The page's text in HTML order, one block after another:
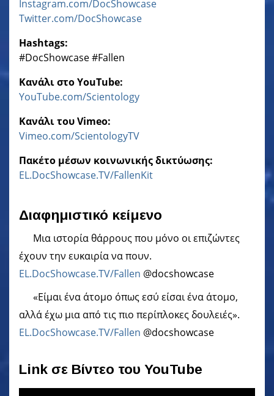
Instagram.com/DocShowcase
Twitter.com/DocShowcase
Hashtags:
‎#DocShowcase ‎#Fallen
Κανάλι στο YouTube:
YouTube.com/Scientology
Κανάλι του Vimeo:
Vimeo.com/ScientologyTV
Πακέτο μέσων κοινωνικής δικτύωσης:
EL.DocShowcase.TV/FallenKit
Διαφημιστικό κείμενο
Μια ιστορία θάρρους που μόνο οι επιζώντες
έχουν την ευκαιρία να πουν.
EL.DocShowcase.TV/Fallen @docshowcase
«Είμαι ένα άτομο όπως εσύ είσαι ένα άτομο,
αλλά έχω μια από τις πιο περίπλοκες δουλειές».
EL.DocShowcase.TV/Fallen @docshowcase
Link σε Βίντεο του YouTube